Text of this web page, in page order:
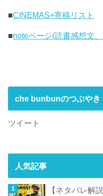
■CINEMAS+寄稿リスト
■noteページ(読書感想文
che bunbunのつぶやき
ツイート
人気記事
【ネタバレ解